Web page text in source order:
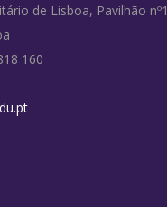
de Lisboa, Pavilhão nº1
160